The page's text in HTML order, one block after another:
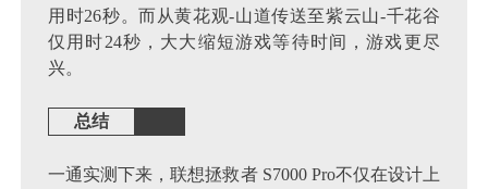
用时26秒。而从黄花观-山道传送至紫云山-千花谷
仅用时24秒，大大缩短游戏等待时间，游戏更尽
兴。
总结
一通实测下来，联想拯救者 S7000 Pro不仅在设计上